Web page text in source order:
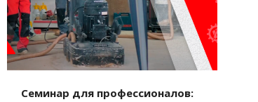
Семинар для профессионалов: